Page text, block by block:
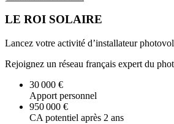
LE ROI SOLAIRE
Lancez votre activité d’installateur
Rejoignez un réseau français expert du
30 000 €
Apport personnel
950 000 €
CA potentiel après 2 ans